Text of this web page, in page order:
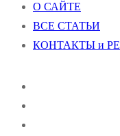
О САЙТЕ
ВСЕ СТАТЬИ
КОНТАКТЫ и